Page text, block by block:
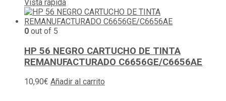
Vista rápida
0 out of 5
HP 56 NEGRO CARTUCHO DE TINTA
REMANUFACTURADO C6656GE/C6656AE
10,90€ Añadir al carrito